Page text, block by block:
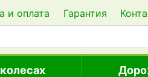
и оплата Гарантия